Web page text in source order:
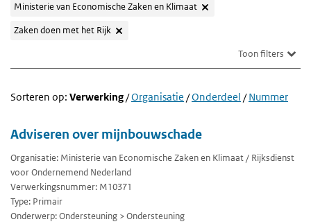
Ministerie van Economische Zaken en Klimaat
Zaken doen met het Rijk
Toon filters
Sorteren op: Verwerking/Organisatie /Onderdeel /Nummer
Adviseren over mijnbouwschade
Organisatie: Ministerie van Economische Zaken en Klimaat / Rijksdienst
voor Ondernemend Nederland
Verwerkingsnummer: M10371
Type: Primair
Onderwerp: Ondersteuning > Ondersteuning